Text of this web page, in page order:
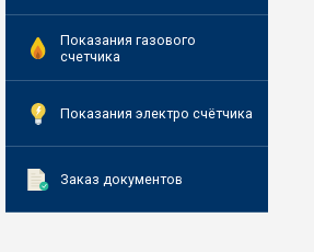
Показания газового
счетчика
Показания электро счётчика
Заказ документов